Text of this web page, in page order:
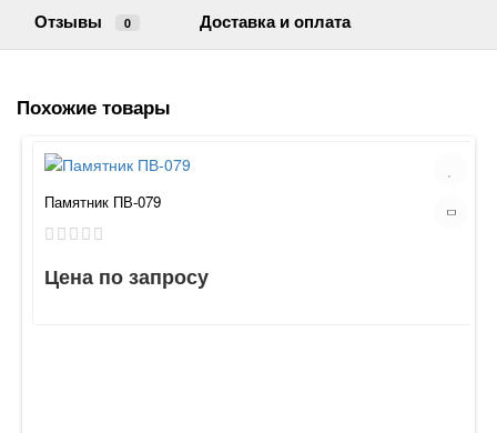
Отзывы 0 Доставка и оплата
Похожие товары
Памятник ПВ-079
Цена по запросу